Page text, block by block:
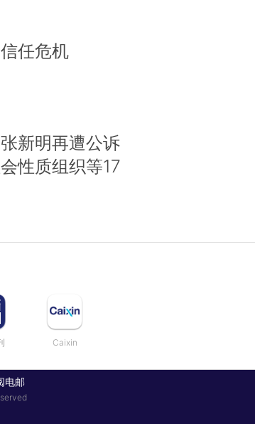
任危机
新明再遭公诉
性质组织等17
Caixin
电邮